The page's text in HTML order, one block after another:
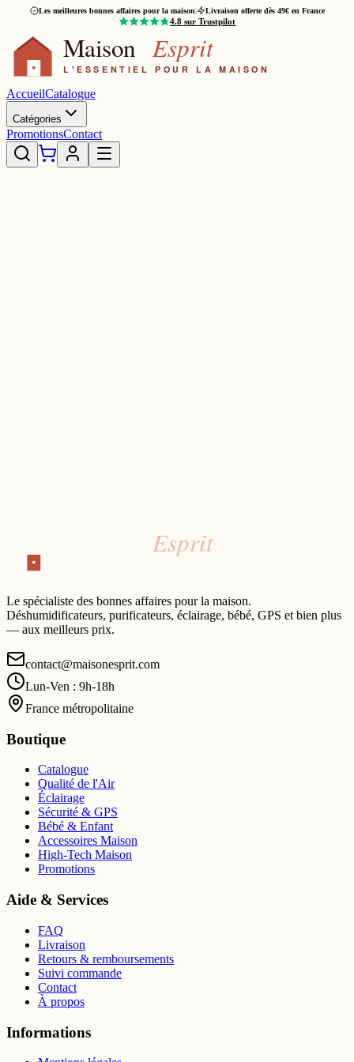
Les meilleures bonnes affaires pour la maison| Livraison offerte dès 49€ en France
4.8 sur Trustpilot
AccueilCatalogue
Catégories
PromotionsContact
Le spécialiste des bonnes affaires pour la maison.
Déshumidificateurs, purificateurs, éclairage, bébé, GPS et bien plus
— aux meilleurs prix.
contact@maisonesprit.com
Lun-Ven : 9h-18h
France métropolitaine
Boutique
Catalogue
Qualité de l'Air
Éclairage
Sécurité & GPS
Bébé & Enfant
Accessoires Maison
High-Tech Maison
Promotions
Aide & Services
FAQ
Livraison
Retours & remboursements
Suivi commande
Contact
À propos
Informations